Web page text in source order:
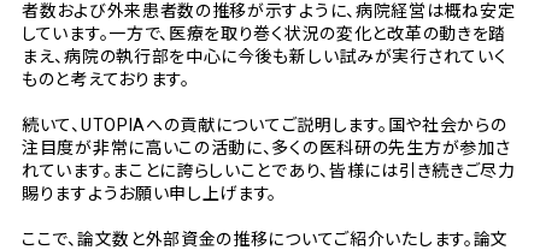
者数および外来患者数の推移が示すように、病院経営は概ね安定
しています。一方で、医療を取り巻く状況の変化と改革の動きを踏
まえ、病院の執行部を中心に今後も新しい試みが実行されていく
ものと考えております。
続いて、UTOPIAへの貢献についてご説明します。国や社会からの
注目度が非常に高いこの活動に、多くの医科研の先生方が参加さ
れています。まことに誇らしいことであり、皆様には引き続きご尽力
賜りますようお願い申し上げます。
ここで、論文数と外部資金の推移についてご紹介いたします。論文